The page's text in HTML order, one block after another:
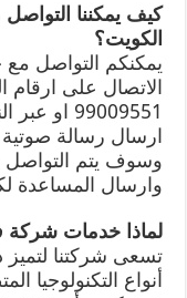
كيف يمكننا
الكويت؟
يمكنكم التواصل
الاتصال على ارقام
99009551
ارسال رسالة
وسوف يتم التواصل
وارسال المساعدة
لماذا خدمات
تسعى شركتنا لتميز
أنواع التكنولوجيا